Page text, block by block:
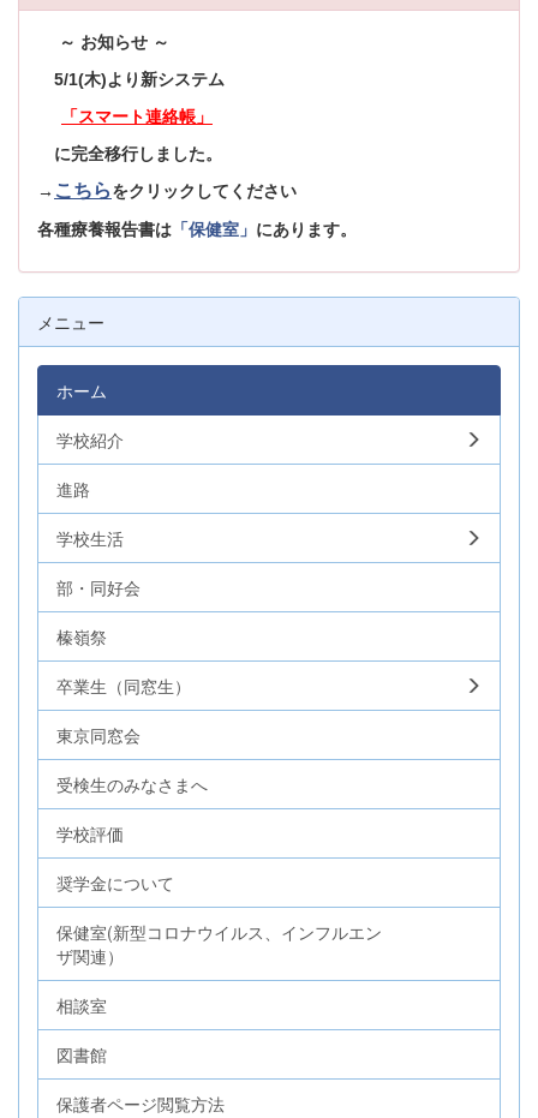
～ お知らせ ～
5/1(木)より新システム
「スマート連絡帳」
に完全移行しました。
→ こちらをクリックしてください
各種療養報告書は 「保健室」 にあります。
メニュー
ホーム
学校紹介
進路
学校生活
部・同好会
榛嶺祭
卒業生（同窓生）
東京同窓会
受検生のみなさまへ
学校評価
奨学金について
保健室(新型コロナウイルス、インフルエン
ザ関連）
相談室
図書館
保護者ページ閲覧方法